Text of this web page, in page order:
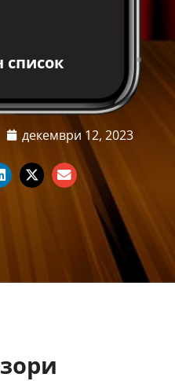
список
декември 12, 2023